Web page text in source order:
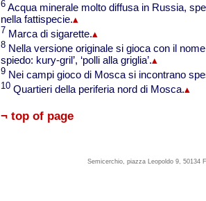
6 Acqua minerale molto diffusa in Russia,
nella fattispecie.▴
7 Marca di sigarette.▴
8 Nella versione originale si gioca con il
spiedo: kury-gril’, ‘polli alla griglia’.▴
9 Nei campi gioco di Mosca si incontrano
10 Quartieri della periferia nord di Mosca.▴
¬ top of page
Semicerchio, piazza Leopoldo 9, 50134